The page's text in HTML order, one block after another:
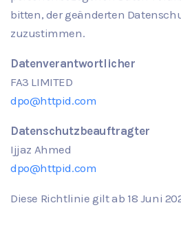
bitten, der geänderten
zuzustimmen.
Datenverantwortlicher
FA3 LIMITED
dpo@httpid.com
Datenschutzbeauftragter
Ijjaz Ahmed
dpo@httpid.com
Diese Richtlinie gilt ab 18 Juni